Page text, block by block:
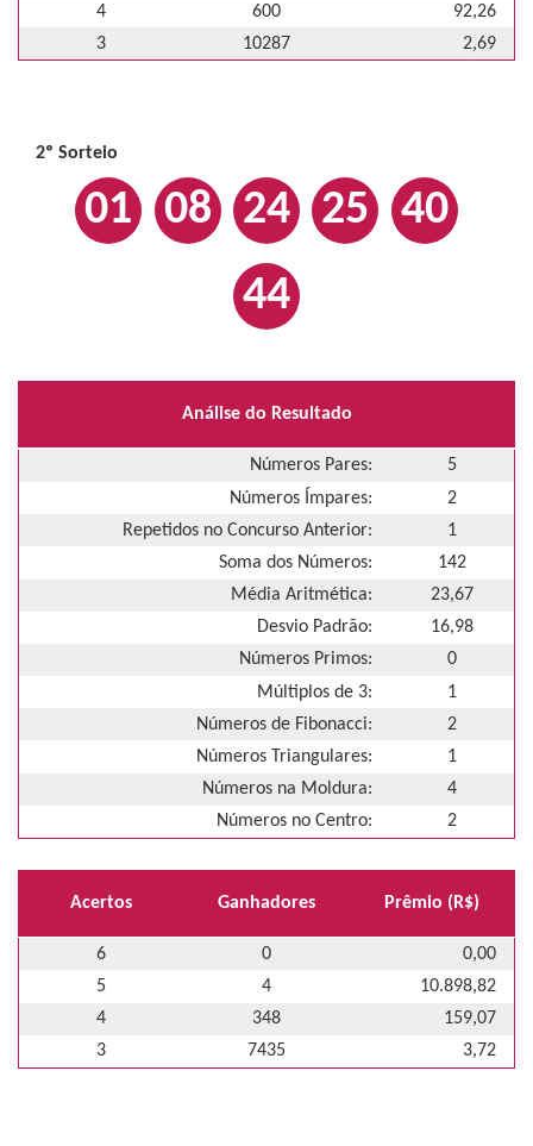
4
600
92,26
3
10287 2,69
2º Sorteio
01 08 24 25
40
44
Análise do Resultado
Números Pares:
5
Números Ímpares:
2
Repetidos no Concurso Anterior:
1
Soma dos Números:
142
Média Aritmética:
23,67
Desvio Padrão:
16,98
Números Primos:
0
Múltiplos de 3:
1
Números de Fibonacci:
2
Números Triangulares:
1
Números na Moldura:
4
Números no Centro:
2
Acertos Ganhadores Prêmio (R$)
6 0
0,00
5
4
10.898,82
4
348
159,07
3
7435 3,72